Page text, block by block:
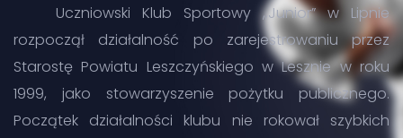
Uczniowski Klub Sportowy ,,Junior” w Lipnie
rozpoczął działalność po zarejestrowaniu przez
Starostę Powiatu Leszczyńskiego w Lesznie w roku
1999, jako stowarzyszenie pożytku publicznego.
Początek działalności klubu nie rokował szybkich